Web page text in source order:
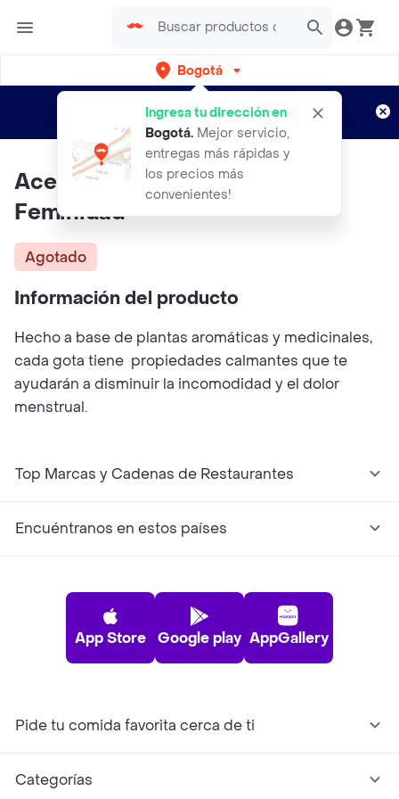
Bogotá
Ingresa tu dirección en
Bogotá. Mejor servicio,
entregas más rápidas y
los precios más
convenientes!
envíos gratis por semanas
Aplican TyC
Aceite Corporal Elixir De
Feminidad
Agotado
Información del producto
Hecho a base de plantas aromáticas y medicinales,
cada gota tiene propiedades calmantes que te
ayudarán a disminuir la incomodidad y el dolor
menstrual.
Top Marcas y Cadenas de Restaurantes
Encuéntranos en estos países
App Store Google play AppGallery
Pide tu comida favorita cerca de ti
Categorías